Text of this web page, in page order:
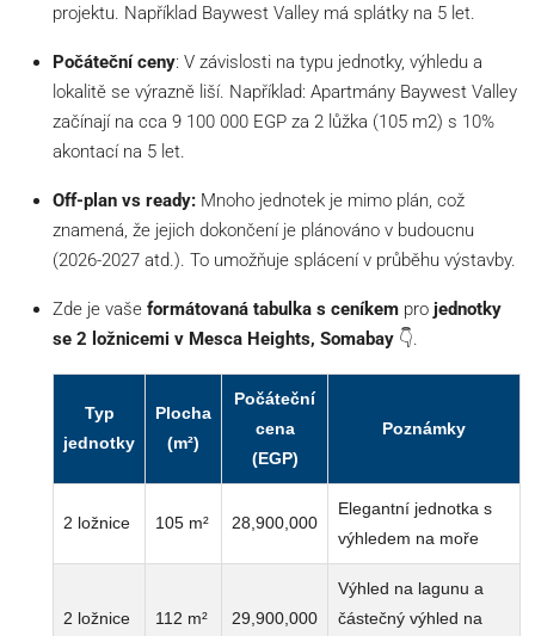
projektu. Například Baywest Valley má splátky na 5 let.
Počáteční ceny: V závislosti na typu jednotky, výhledu a
lokalitě se výrazně liší. Například: Apartmány Baywest Valley
začínají na cca 9 100 000 EGP za 2 lůžka (105 m2) s 10%
akontací na 5 let.
Off-plan vs ready: Mnoho jednotek je mimo plán, což
znamená, že jejich dokončení je plánováno v budoucnu
(2026-2027 atd.). To umožňuje splácení v průběhu výstavby.
Zde je vaše formátovaná tabulka s ceníkem pro jednotky
se 2 ložnicemi v Mesca Heights, Somabay 👇.
Typ
jednotky
Plocha
(m²)
Počáteční
cena
(EGP)
Poznámky
2 ložnice 105 m² 28,900,000
Elegantní jednotka s
výhledem na moře
2 ložnice 112 m² 29,900,000
Výhled na lagunu a
částečný výhled na